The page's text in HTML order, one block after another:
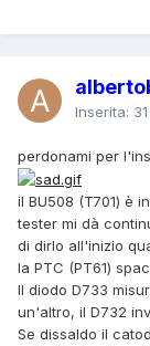
Inserita:
perdonami per
il BU508 (T701) è
tester mi dà
di dirlo all'inizio
la PTC (PT61)
Il diodo D733
un'altro, il D732
Se dissaldo il